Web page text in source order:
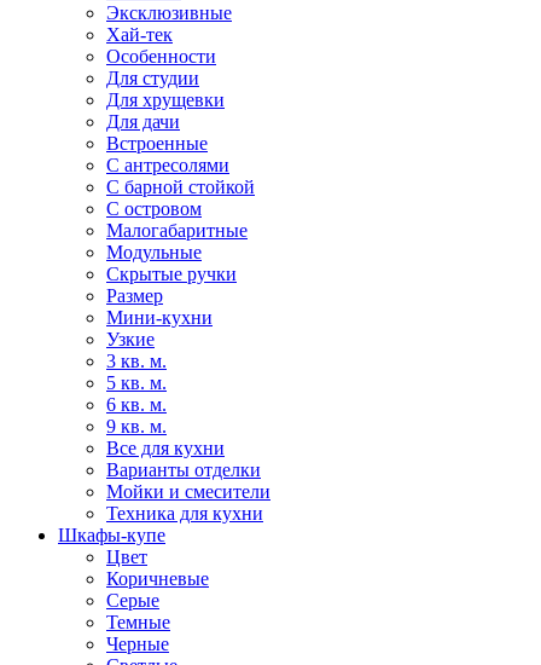
Эксклюзивные
Хай-тек
Особенности
Для студии
Для хрущевки
Для дачи
Встроенные
С антресолями
С барной стойкой
С островом
Малогабаритные
Модульные
Скрытые ручки
Размер
Мини-кухни
Узкие
3 кв. м.
5 кв. м.
6 кв. м.
9 кв. м.
Все для кухни
Варианты отделки
Мойки и смесители
Техника для кухни
Шкафы-купе
Цвет
Коричневые
Серые
Темные
Черные